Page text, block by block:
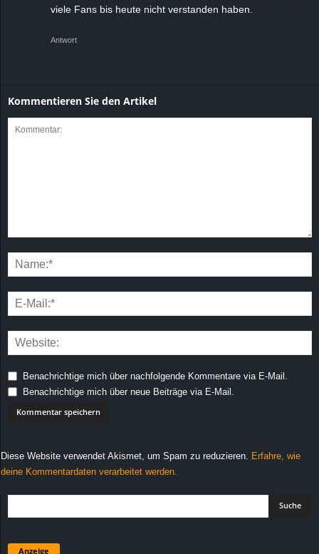
viele Fans bis heute nicht verstanden haben.
Antwort
Kommentieren Sie den Artikel
Benachrichtige mich über nachfolgende Kommentare via E-Mail.
Benachrichtige mich über neue Beiträge via E-Mail.
Diese Website verwendet Akismet, um Spam zu reduzieren. Erfahre, wie
deine Kommentardaten verarbeitet werden.
Anzeige